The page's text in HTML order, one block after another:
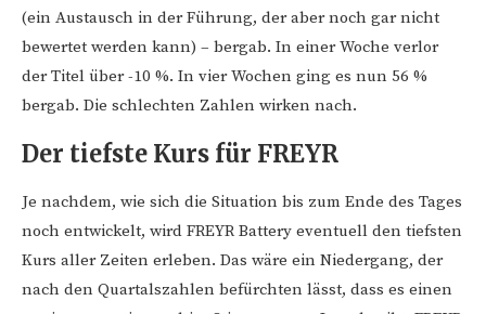
(ein Austausch in der Führung, der aber noch gar nicht
bewertet werden kann) – bergab. In einer Woche verlor
der Titel über -10 %. In vier Wochen ging es nun 56 %
bergab. Die schlechten Zahlen wirken nach.
Der tiefste Kurs für FREYR
Je nachdem, wie sich die Situation bis zum Ende des Tages
noch entwickelt, wird FREYR Battery eventuell den tiefsten
Kurs aller Zeiten erleben. Das wäre ein Niedergang, der
nach den Quartalszahlen befürchten lässt, dass es einen